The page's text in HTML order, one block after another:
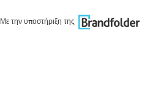
Με την υποστήριξη της